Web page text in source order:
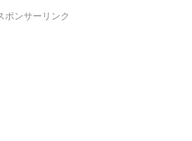
ポンサーリンク